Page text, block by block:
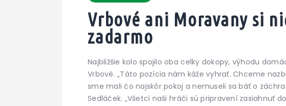
Vrbové ani Moravany si
zadarmo
Najbližšie kolo spojilo oba celky dokopy, výhodu
Vrbové. „Táto pozícia nám káže vyhrať. Chceme
sme mali čo najskôr pokoj a nemuseli sa báť o
Sedláček. „Všetci naši hráči sú pripravení zasiahnuť